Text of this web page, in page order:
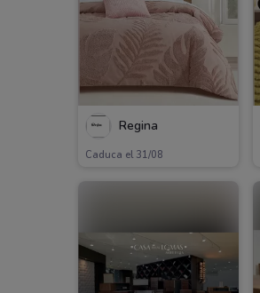
Regina
Caduca el 31/08